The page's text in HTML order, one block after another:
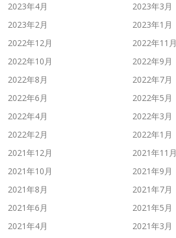
2023年4月
2023年3月
2023年2月
2023年1月
2022年12月
2022年11月
2022年10月
2022年9月
2022年8月
2022年7月
2022年6月
2022年5月
2022年4月
2022年3月
2022年2月
2022年1月
2021年12月
2021年11月
2021年10月
2021年9月
2021年8月
2021年7月
2021年6月
2021年5月
2021年4月
2021年3月